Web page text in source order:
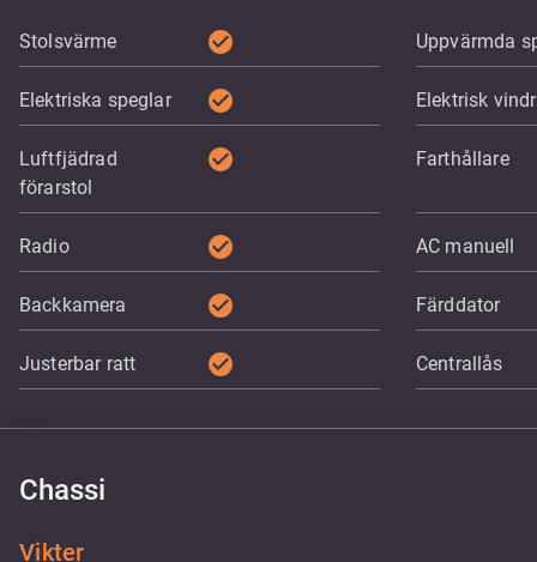
Stolsvärme check_circle Uppvärmda
Elektriska speglar check_circle Elektrisk
Luftfjädrad
förarstol
check_circle Farthållare
Radio check_circle AC manuell
Backkamera check_circle Färddator
Justerbar ratt check_circle Centrallås
Chassi
Vikter